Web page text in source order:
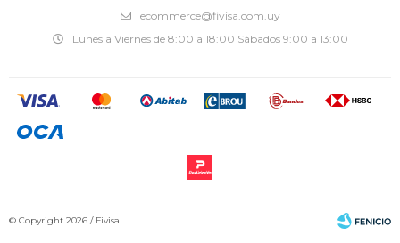
ecommerce@fivisa.com.uy
Lunes a Viernes de 8:00 a 18:00 Sábados 9:00 a 13:00
© Copyright 2026 / Fivisa